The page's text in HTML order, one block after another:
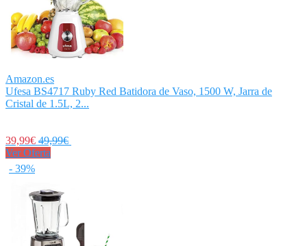
Amazon.es
Ufesa BS4717 Ruby Red Batidora de Vaso, 1500 W, Jarra de
Cristal de 1.5L, 2...
39,99€ 49,99€
Ver Oferta
- 39%